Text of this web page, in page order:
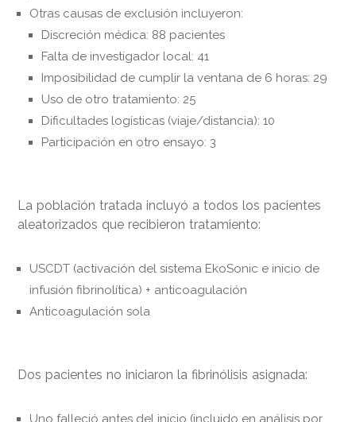
Otras causas de exclusión incluyeron:
Discreción médica: 88 pacientes
Falta de investigador local: 41
Imposibilidad de cumplir la ventana de 6 horas: 29
Uso de otro tratamiento: 25
Dificultades logísticas (viaje/distancia): 10
Participación en otro ensayo: 3
La población tratada incluyó a todos los pacientes
aleatorizados que recibieron tratamiento:
USCDT (activación del sistema EkoSonic e inicio de
infusión fibrinolítica) + anticoagulación
Anticoagulación sola
Dos pacientes no iniciaron la fibrinólisis asignada:
Uno falleció antes del inicio (incluido en análisis por